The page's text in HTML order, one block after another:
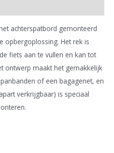
achterspatbord gemonteerd
opbergoplossing. Het rek is
fiets aan te vullen en kan tot
ontwerp maakt het gemakkelijk
of een bagagenet, en
verkrijgbaar) is speciaal